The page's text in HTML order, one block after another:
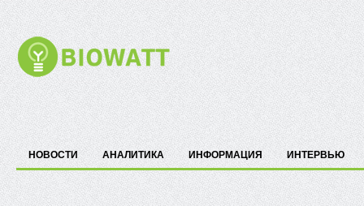
НОВОСТИ АНАЛИТИКА ИНФОРМАЦИЯ ИНТЕРВЬЮ